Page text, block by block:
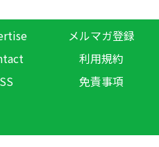
メルマガ登録
利用規約
免責事項